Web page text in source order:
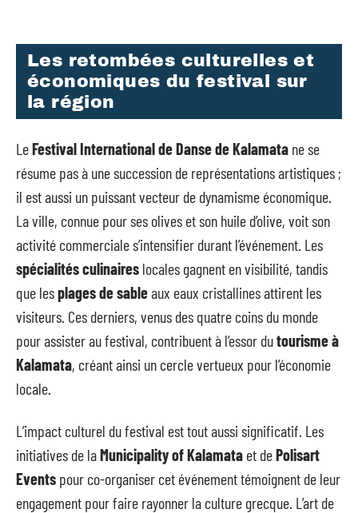
Les retombées culturelles et
économiques du festival sur
la région
LeFestival International de Danse de Kalamata ne se
résume pas à une succession de représentations artistiques ;
il est aussi un puissant vecteur de dynamisme économique.
La ville, connue pour ses olives et son huile d’olive, voit son
activité commerciale s’intensifier durant l’événement. Les
spécialités culinaires locales gagnent en visibilité, tandis
que lesplages de sableaux eaux cristallines attirent les
visiteurs. Ces derniers, venus des quatre coins du monde
pour assister au festival, contribuent à l’essor dutourisme à
Kalamata, créant ainsi un cercle vertueux pour l’économie
locale.
L’impact culturel du festival est tout aussi significatif. Les
initiatives de laMunicipality of Kalamata et dePolisart
Events pour co-organiser cet événement témoignent de leur
engagement pour faire rayonner la culture grecque. L’art de